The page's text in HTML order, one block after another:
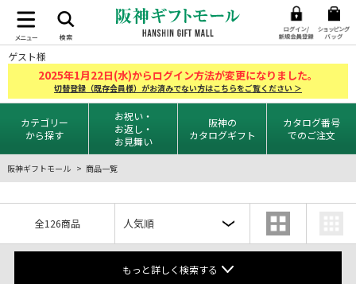
ゲスト様
2025年1月22日(水)からログイン方法が変更になりました。
切替登録（既存会員様）がお済みでない方はこちらをご覧ください ＞
カテゴリー
から探す
お祝い・
お返し・
お見舞い
阪神の
カタログギフト
カタログ番号
でのご注文
阪神ギフトモール 商品一覧
全126商品
もっと詳しく検索する